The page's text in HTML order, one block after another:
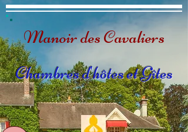
Manoir des Cavaliers
Chambres d'hôtes et Gîtes